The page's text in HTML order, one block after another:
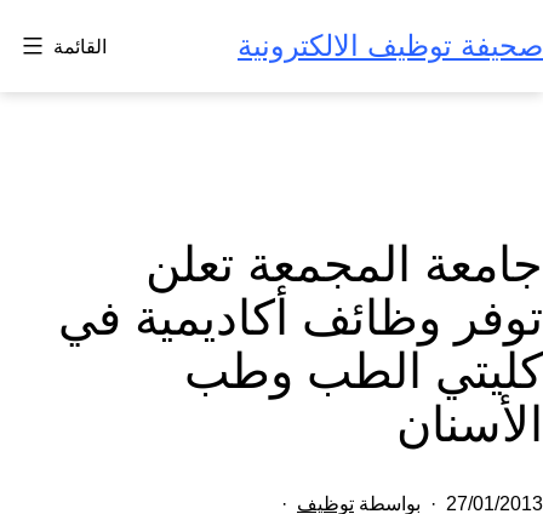
إلى
المحتوى
صحيفة توظيف الالكترونية القائمة
جامعة المجمعة تعلن
توفر وظائف أكاديمية في
كليتي الطب وطب
الأسنان
تم
27/01/2013 بواسطة توظيف